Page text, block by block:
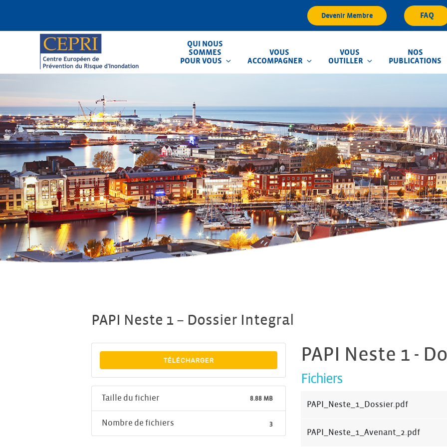
contenu
Devenir Membre FAQ
QUI NOUS
SOMMES
POUR VOUS
VOUS
ACCOMPAGNER
VOUS
OUTILLER
NOS
PUBLICATIONS
CEPRI
Centre Européen de Prévention du Risque d'Inondation
PAPI Neste 1 – Dossier Integral
TÉLÉCHARGER
Taille du fichier 8.88 MB
Nombre de fichiers 3
PAPI Neste 1 -
Fichiers
PAPI_Neste_1_Dossier.pdf
PAPI_Neste_1_Avenant_2.pdf